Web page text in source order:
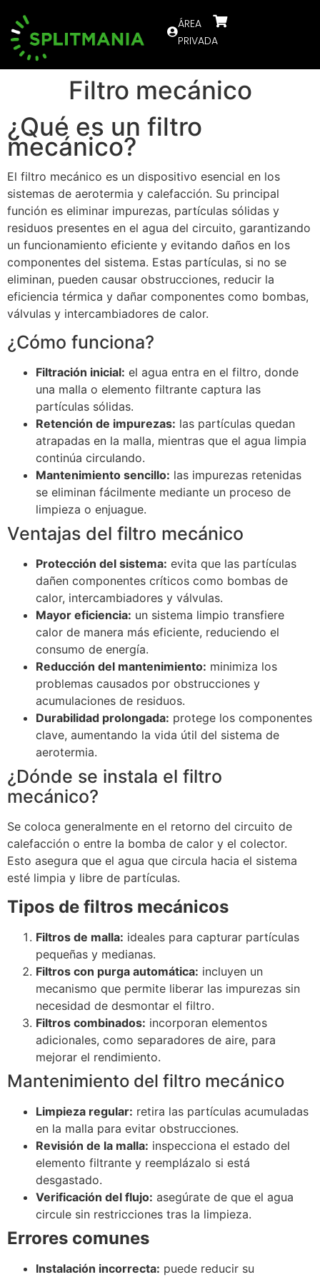
ÁREA
PRIVADA
Filtro mecánico
¿Qué es un filtro
mecánico?
El filtro mecánico es un dispositivo esencial en los
sistemas de aerotermia y calefacción. Su principal
función es eliminar impurezas, partículas sólidas y
residuos presentes en el agua del circuito, garantizando
un funcionamiento eficiente y evitando daños en los
componentes del sistema. Estas partículas, si no se
eliminan, pueden causar obstrucciones, reducir la
eficiencia térmica y dañar componentes como bombas,
válvulas y intercambiadores de calor.
¿Cómo funciona?
Filtración inicial: el agua entra en el filtro, donde
una malla o elemento filtrante captura las
partículas sólidas.
Retención de impurezas: las partículas quedan
atrapadas en la malla, mientras que el agua limpia
continúa circulando.
Mantenimiento sencillo: las impurezas retenidas
se eliminan fácilmente mediante un proceso de
limpieza o enjuague.
Ventajas del filtro mecánico
Protección del sistema: evita que las partículas
dañen componentes críticos como bombas de
calor, intercambiadores y válvulas.
Mayor eficiencia: un sistema limpio transfiere
calor de manera más eficiente, reduciendo el
consumo de energía.
Reducción del mantenimiento: minimiza los
problemas causados por obstrucciones y
acumulaciones de residuos.
Durabilidad prolongada: protege los componentes
clave, aumentando la vida útil del sistema de
aerotermia.
¿Dónde se instala el filtro
mecánico?
Se coloca generalmente en el retorno del circuito de
calefacción o entre la bomba de calor y el colector.
Esto asegura que el agua que circula hacia el sistema
esté limpia y libre de partículas.
Tipos de filtros mecánicos
Filtros de malla: ideales para capturar partículas
pequeñas y medianas.
Filtros con purga automática: incluyen un
mecanismo que permite liberar las impurezas sin
necesidad de desmontar el filtro.
Filtros combinados: incorporan elementos
adicionales, como separadores de aire, para
mejorar el rendimiento.
Mantenimiento del filtro mecánico
Limpieza regular: retira las partículas acumuladas
en la malla para evitar obstrucciones.
Revisión de la malla: inspecciona el estado del
elemento filtrante y reemplázalo si está
desgastado.
Verificación del flujo: asegúrate de que el agua
circule sin restricciones tras la limpieza.
Errores comunes
Instalación incorrecta: puede reducir su